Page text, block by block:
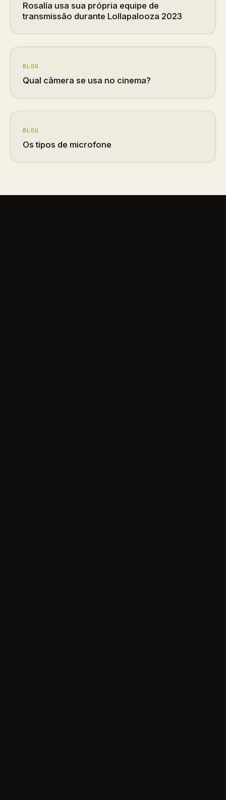
Rosalía usa sua própria equipe de
transmissão durante Lollapalooza 2023
BLOG
Qual câmera se usa no cinema?
BLOG
Os tipos de microfone